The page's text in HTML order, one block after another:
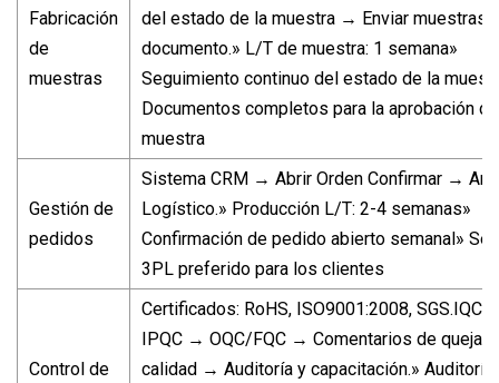
Fabricación
de
muestras
del estado de la muestra → Enviar muestras
documento.» L/T de muestra: 1 semana»
Seguimiento continuo del estado de la
Documentos completos para la aprobación
muestra
Gestión de
pedidos
Sistema CRM → Abrir Orden Confirmar →
Logístico.» Producción L/T: 2-4 semanas»
Confirmación de pedido abierto semanal»
3PL preferido para los clientes
Control de
Certificados: RoHS, ISO9001:2008, SGS.IQC
IPQC → OQC/FQC → Comentarios de quejas
calidad → Auditoría y capacitación.» Auditoría